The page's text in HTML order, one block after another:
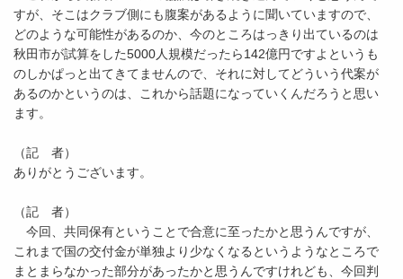
すが、そこはクラブ側にも腹案があるように聞いていますので、
どのような可能性があるのか、今のところはっきり出ているのは
秋田市が試算をした5000人規模だったら142億円ですよというも
のしかぱっと出てきてませんので、それに対してどういう代案が
あるのかというのは、これから話題になっていくんだろうと思い
ます。
（記 者）
ありがとうございます。
（記 者）
今回、共同保有ということで合意に至ったかと思うんですが、
これまで国の交付金が単独より少なくなるというようなところで
まとまらなかった部分があったかと思うんですけれども、今回判